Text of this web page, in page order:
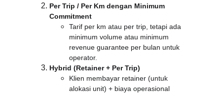
Per Trip / Per Km dengan Minimum
Commitment
Tarif per km atau per trip, tetapi ada
minimum volume atau minimum
revenue guarantee per bulan untuk
operator.
Hybrid (Retainer + Per Trip)
Klien membayar retainer (untuk
alokasi unit) + biaya operasional